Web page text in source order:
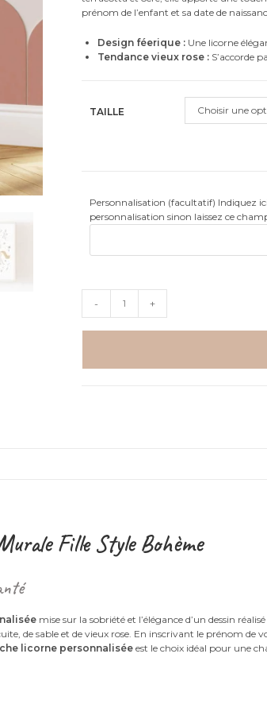
prénom de l’enfant et sa date de
Design féerique :Une licorne
Tendance vieux rose :S’accorde
TAILLE Choisir une
Personnalisation (facultatif) Indiquez
personnalisation sinon laissez ce
Licorne
- +
Fille Style Bohème
mise sur la sobriété et l’élégance d’un dessin
de sable et de vieux rose. En inscrivant le prénom
licorne personnalisée est le choix idéal pour une